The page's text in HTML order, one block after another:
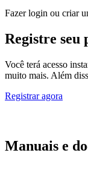
Fazer login ou criar
Registre seu
Você terá acesso
muito mais. Além
Registrar agora
Manuais e